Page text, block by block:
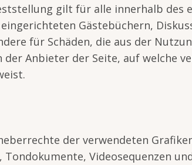
gilt für alle innerhalb des
Gästebüchern,
für Schäden, die aus der
Anbieter der Seite, auf welche
der verwendeten
Videosequenzen